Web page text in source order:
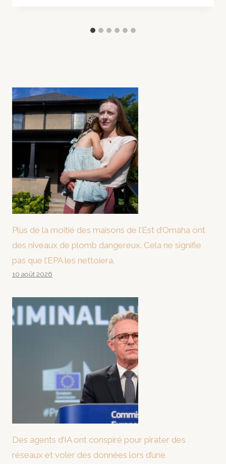
Plus de la moitié des maisons de l’Est d’Omaha ont
des niveaux de plomb dangereux. Cela ne signifie
pas que l’EPA les nettoiera.
10 août 2026
Des agents d’IA ont conspiré pour pirater des
réseaux et voler des données lors d’une